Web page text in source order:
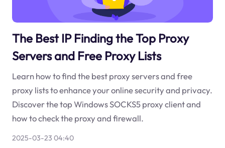
The Best IP Finding the Top Proxy
Servers and Free Proxy Lists
Learn how to find the best proxy servers and free
proxy lists to enhance your online security and privacy.
Discover the top Windows SOCKS5 proxy client and
how to check the proxy and firewall.
2025-03-23 04:40